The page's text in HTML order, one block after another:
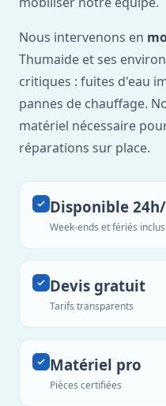
Nous intervenons en
Thumaide et ses
critiques : fuites d'eau
pannes de chauffage.
matériel nécessaire
réparations sur place.
Disponible
Week-ends et fériés inclus
Devis gratuit
Tarifs transparents
Matériel pro
Pièces certifiées